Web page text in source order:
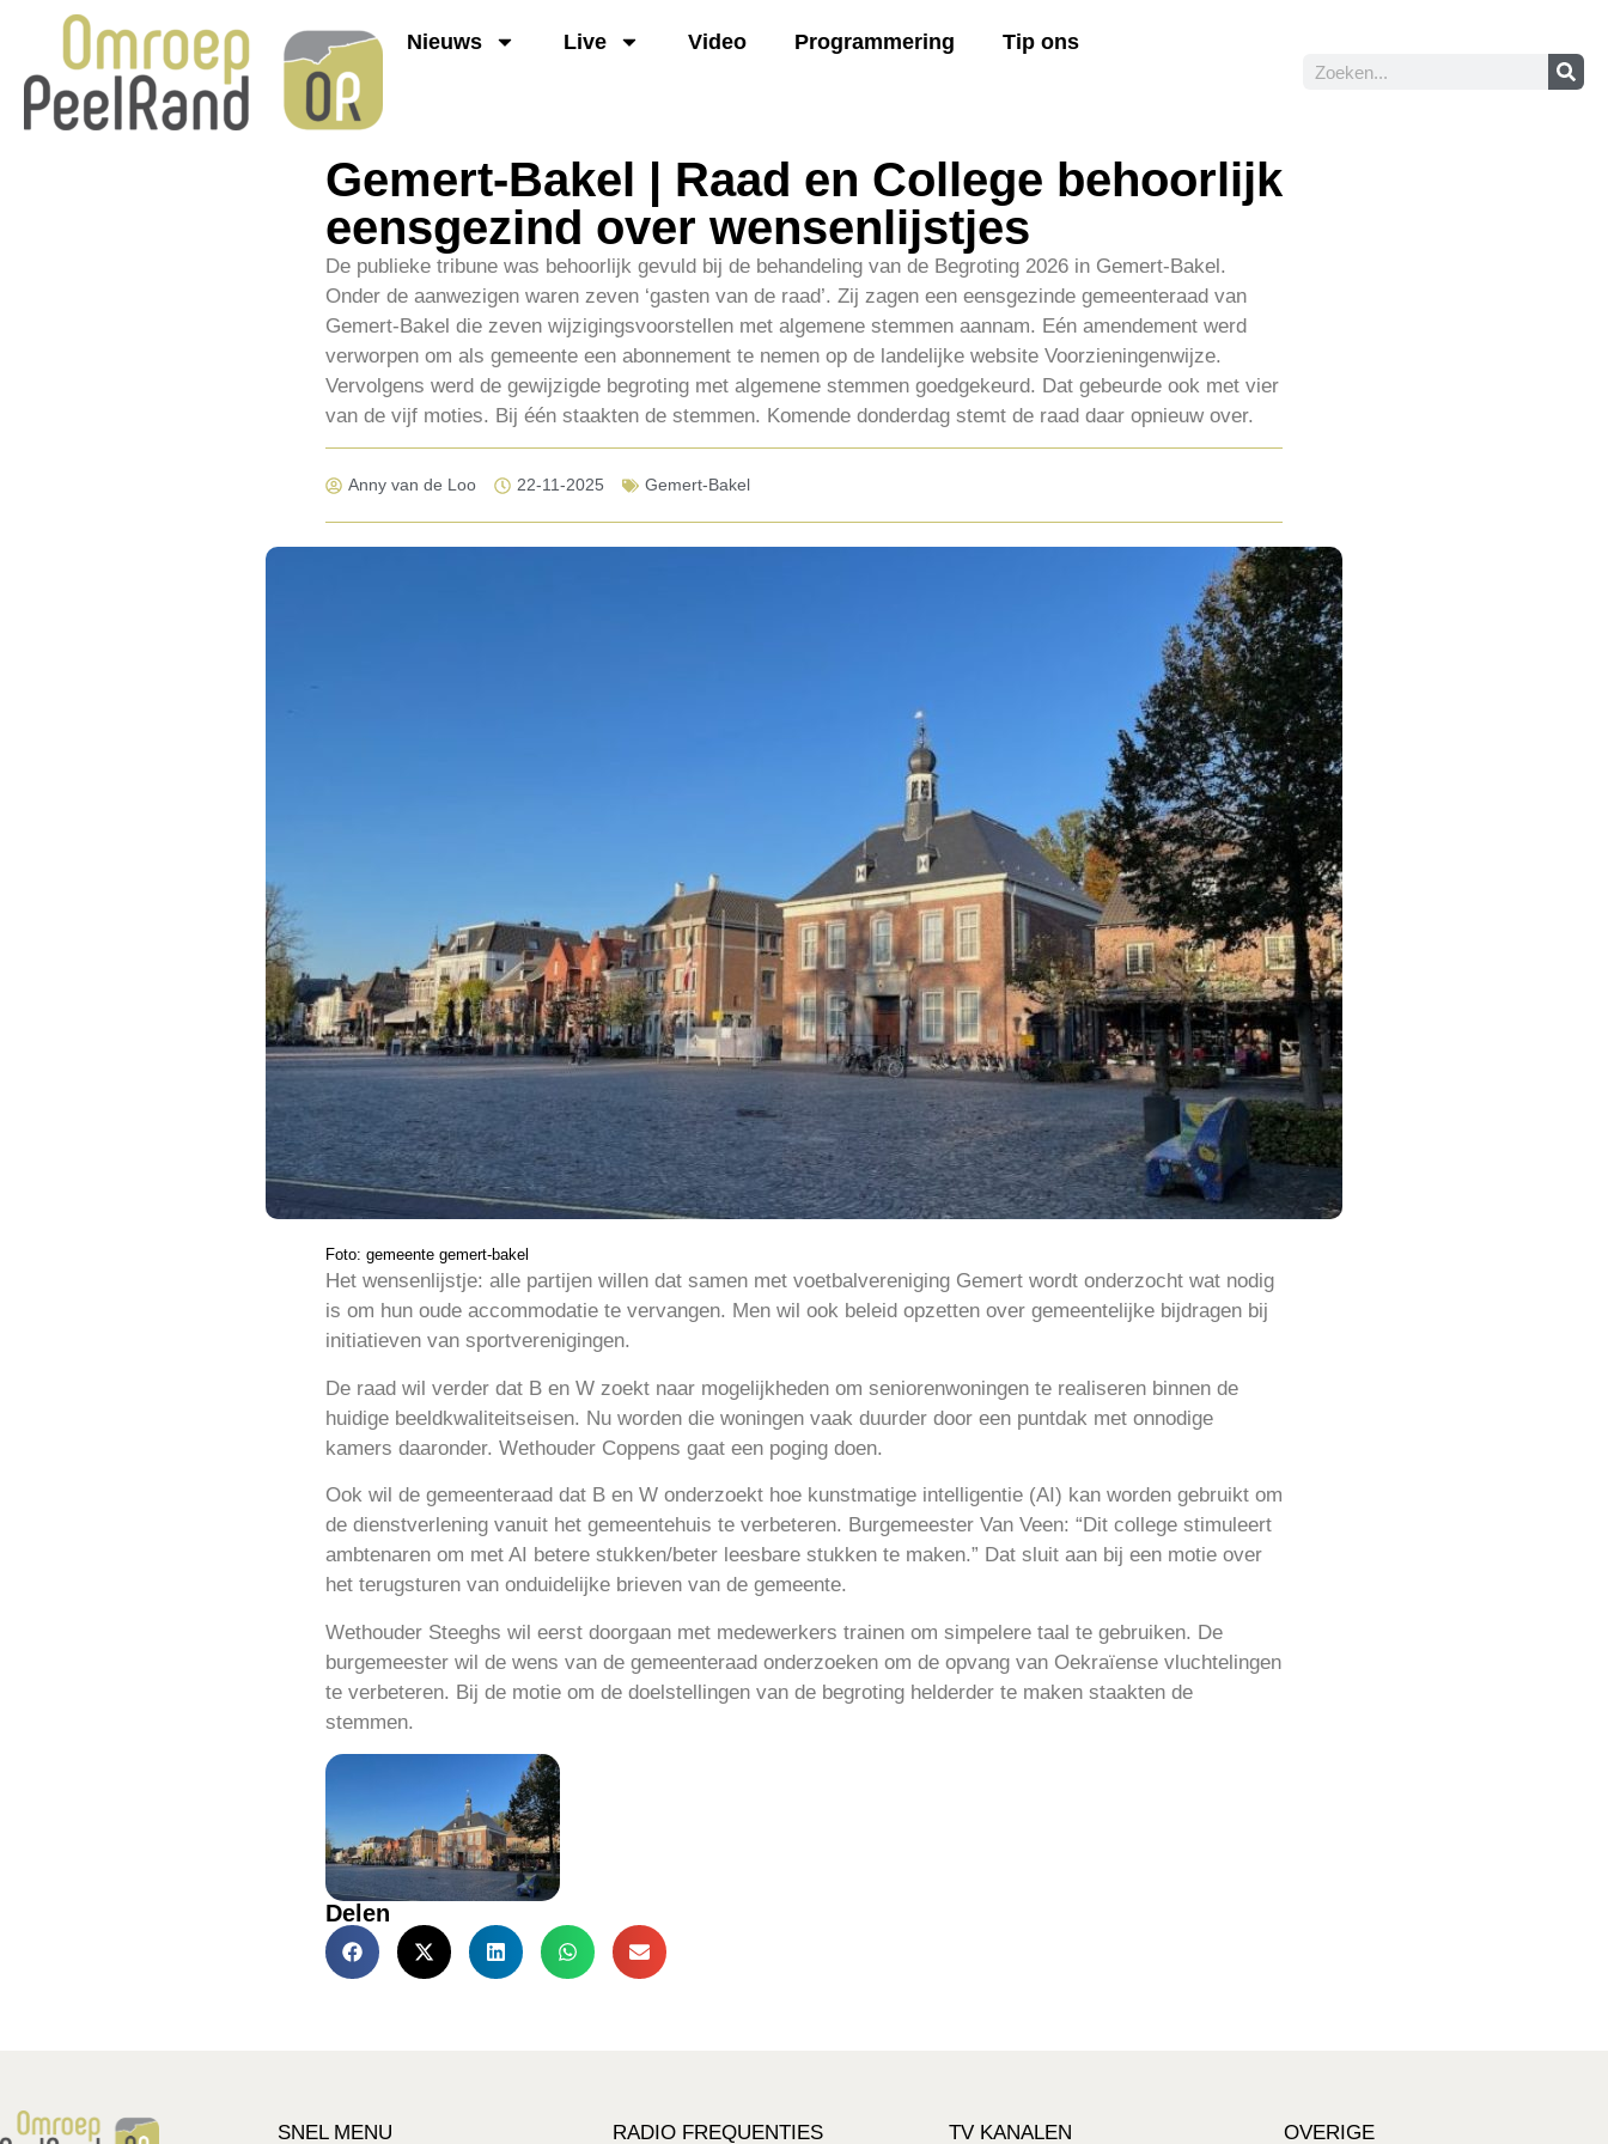
Nieuws Live Video Programmering Tip ons
Gemert-Bakel | Raad en College behoorlijk
eensgezind over wensenlijstjes
De publieke tribune was behoorlijk gevuld bij de behandeling van de Begroting 2026 in Gemert-Bakel.
Onder de aanwezigen waren zeven ‘gasten van de raad’. Zij zagen een eensgezinde gemeenteraad van
Gemert-Bakel die zeven wijzigingsvoorstellen met algemene stemmen aannam. Eén amendement werd
verworpen om als gemeente een abonnement te nemen op de landelijke website Voorzieningenwijze.
Vervolgens werd de gewijzigde begroting met algemene stemmen goedgekeurd. Dat gebeurde ook met vier
van de vijf moties. Bij één staakten de stemmen. Komende donderdag stemt de raad daar opnieuw over.
Anny van de Loo 22-11-2025 Gemert-Bakel
Foto: gemeente gemert-bakel
Het wensenlijstje: alle partijen willen dat samen met voetbalvereniging Gemert wordt onderzocht wat nodig
is om hun oude accommodatie te vervangen. Men wil ook beleid opzetten over gemeentelijke bijdragen bij
initiatieven van sportverenigingen.
De raad wil verder dat B en W zoekt naar mogelijkheden om seniorenwoningen te realiseren binnen de
huidige beeldkwaliteitseisen. Nu worden die woningen vaak duurder door een puntdak met onnodige
kamers daaronder. Wethouder Coppens gaat een poging doen.
Ook wil de gemeenteraad dat B en W onderzoekt hoe kunstmatige intelligentie (AI) kan worden gebruikt om
de dienstverlening vanuit het gemeentehuis te verbeteren. Burgemeester Van Veen: “Dit college stimuleert
ambtenaren om met AI betere stukken/beter leesbare stukken te maken.” Dat sluit aan bij een motie over
het terugsturen van onduidelijke brieven van de gemeente.
Wethouder Steeghs wil eerst doorgaan met medewerkers trainen om simpelere taal te gebruiken. De
burgemeester wil de wens van de gemeenteraad onderzoeken om de opvang van Oekraïense vluchtelingen
te verbeteren. Bij de motie om de doelstellingen van de begroting helderder te maken staakten de
stemmen.
Delen
SNEL MENU RADIO FREQUENTIES TV KANALEN OVERIGE